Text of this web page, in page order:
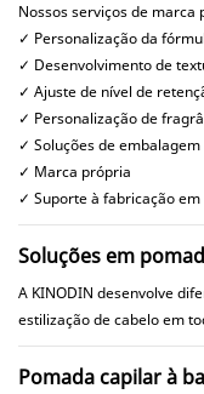
Nossos serviços de marca
✓ Personalização da
✓ Desenvolvimento de
✓ Ajuste de nível de
✓ Personalização de
✓ Soluções de embalagem
✓ Marca própria
✓ Suporte à fabricação em
Soluções em
A KINODIN desenvolve
estilização de cabelo em
Pomada capilar à